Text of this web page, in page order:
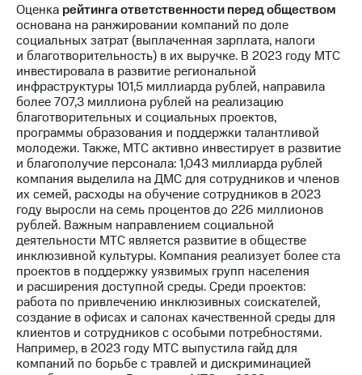
Интервью
Финансовая
отчетность
Контакты
Новости
в
регионе
и акционерам
Корпоративное
управление
Корпоративный
секретарь
Раскрытие
информации
Информация
акционерам
Документы
ПАО
"МТС"
Оценка рейтинга ответственности перед обществом
основана на ранжировании компаний по доле
социальных затрат (выплаченная зарплата, налоги
и благотворительность) в их выручке. В 2023 году МТС
инвестировала в развитие региональной
инфраструктуры 101,5 миллиарда рублей, направила
более 707,3 миллиона рублей на реализацию
благотворительных и социальных проектов,
программы образования и поддержки талантливой
молодежи. Также, МТС активно инвестирует в развитие
и благополучие персонала: 1,043 миллиарда рублей
компания выделила на ДМС для сотрудников и членов
их семей, расходы на обучение сотрудников в 2023
году выросли на семь процентов до 226 миллионов
рублей. Важным направлением социальной
деятельности МТС является развитие в обществе
инклюзивной культуры. Компания реализует более ста
проектов в поддержку уязвимых групп населения
и расширения доступной среды. Среди проектов:
работа по привлечению инклюзивных соискателей,
создание в офисах и салонах качественной среды для
клиентов и сотрудников с особыми потребностями.
Например, в 2023 году МТС выпустила гайд для
компаний по борьбе с травлей и дискриминацией